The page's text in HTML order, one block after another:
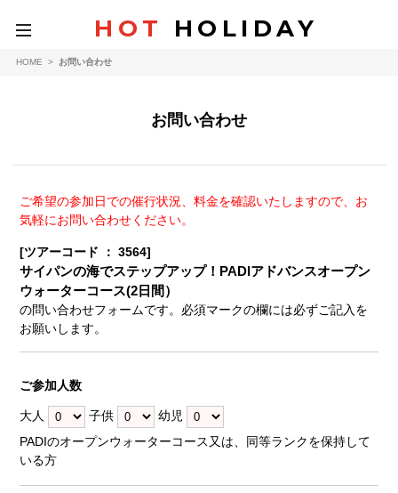
toggle
navigation
HOT HOLIDAY
HOME > お問い合わせ
お問い合わせ
ご希望の参加日での催行状況、料金を確認いたしますので、お
気軽にお問い合わせください。
[ツアーコード ： 3564]
サイパンの海でステップアップ！PADIアドバンスオープン
ウォーターコース(2日間）
の問い合わせフォームです。必須マークの欄には必ずご記入を
お願いします。
ご参加人数
大人 子供
幼児
PADIのオープンウォーターコース又は、同等ランクを保持して
いる方